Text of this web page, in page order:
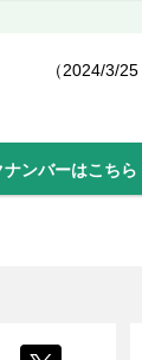
（2024/3/
ナンバーはこちら